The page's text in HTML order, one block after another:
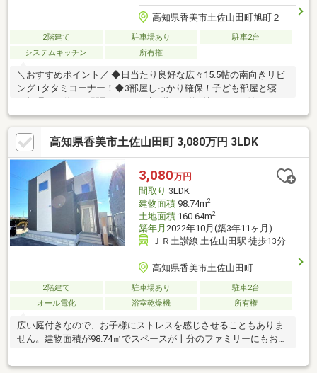
高知県香美市土佐山田町旭町２
2階建て 駐車場あり
駐車2台
システムキッチン
所有権
＼おすすめポイント／ ◆日当たり良好な広々15.5帖の南向きリビ
ング+タタミコーナー！◆3部屋しっかり確保！子ども部屋と寝室
ますので収納も便利！☆こちらの物件は本日ご案内可能です☆☆
ご購入時の住宅ローン相談も無料で承ります♪物件が気になったら
お好きなタイミングで【088-831-1885】へお問い合わせくださ
い！資料請求フォームからは24時間受付中☆ おうちと皆様のご縁
を結ぶことが私たちの使命です。 皆様にお会いできますこと
を、心よりお待ち申し上げております
高知県香美市土佐山田町 3,080万円 3LDK
3,080万円
間取り 3LDK
建物面積98.74m2
土地面積160.64m2
築年月 2022年10月(築3年11ヶ月)
ＪＲ土讃線 土佐山田駅 徒歩13分
高知県香美市土佐山田町
2階建て 駐車場あり
駐車2台
オール電化
浴室乾燥機 所有権
広い庭付きなので、お子様にストレスを感じさせることもありま
せん。建物面積が98.74㎡でスペースが十分のファミリーにもおす
スピーディーに湿気を除去してカビを防げます。シャワー付き洗